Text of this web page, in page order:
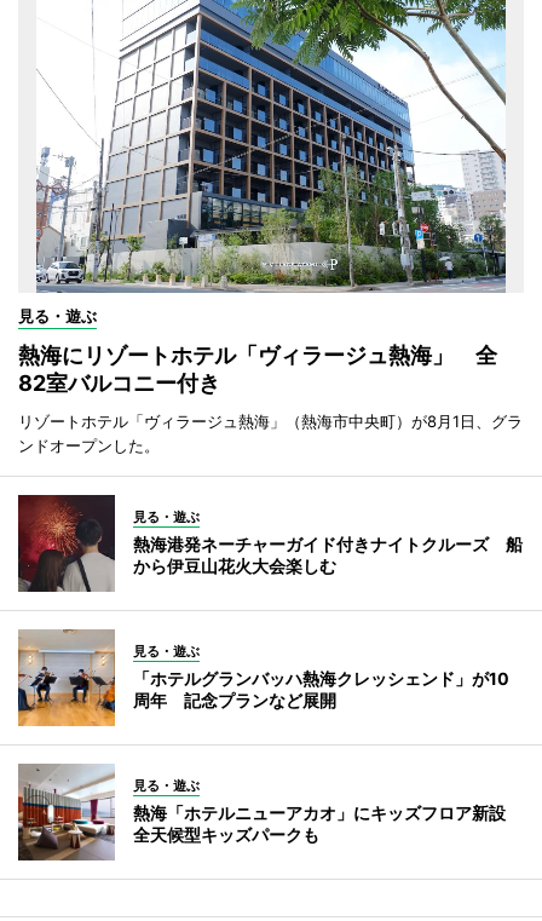
見る・遊ぶ
熱海にリゾートホテル「ヴィラージュ熱海」 全
82室バルコニー付き
リゾートホテル「ヴィラージュ熱海」（熱海市中央町）が8月1日、グラ
ンドオープンした。
見る・遊ぶ
熱海港発ネーチャーガイド付きナイトクルーズ 船
から伊豆山花火大会楽しむ
見る・遊ぶ
「ホテルグランバッハ熱海クレッシェンド」が10
周年 記念プランなど展開
見る・遊ぶ
熱海「ホテルニューアカオ」にキッズフロア新設
全天候型キッズパークも